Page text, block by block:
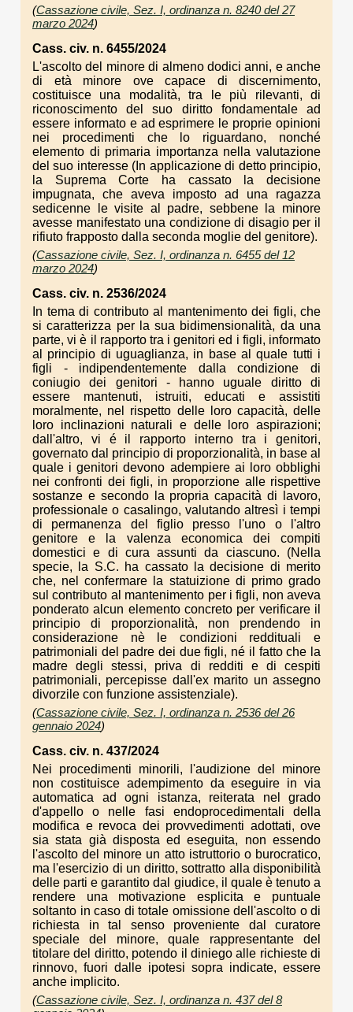
(Cassazione civile, Sez. I, ordinanza n. 8240 del 27
marzo 2024)
Cass. civ. n. 6455/2024
L'ascolto del minore di almeno dodici anni, e anche
di età minore ove capace di discernimento,
costituisce una modalità, tra le più rilevanti, di
riconoscimento del suo diritto fondamentale ad
essere informato e ad esprimere le proprie opinioni
nei procedimenti che lo riguardano, nonché
elemento di primaria importanza nella valutazione
del suo interesse (In applicazione di detto principio,
la Suprema Corte ha cassato la decisione
impugnata, che aveva imposto ad una ragazza
sedicenne le visite al padre, sebbene la minore
avesse manifestato una condizione di disagio per il
rifiuto frapposto dalla seconda moglie del genitore).
(Cassazione civile, Sez. I, ordinanza n. 6455 del 12
marzo 2024)
Cass. civ. n. 2536/2024
In tema di contributo al mantenimento dei figli, che
si caratterizza per la sua bidimensionalità, da una
parte, vi è il rapporto tra i genitori ed i figli, informato
al principio di uguaglianza, in base al quale tutti i
figli - indipendentemente dalla condizione di
coniugio dei genitori - hanno uguale diritto di
essere mantenuti, istruiti, educati e assistiti
moralmente, nel rispetto delle loro capacità, delle
loro inclinazioni naturali e delle loro aspirazioni;
dall'altro, vi é il rapporto interno tra i genitori,
governato dal principio di proporzionalità, in base al
quale i genitori devono adempiere ai loro obblighi
nei confronti dei figli, in proporzione alle rispettive
sostanze e secondo la propria capacità di lavoro,
professionale o casalingo, valutando altresì i tempi
di permanenza del figlio presso l'uno o l'altro
genitore e la valenza economica dei compiti
domestici e di cura assunti da ciascuno. (Nella
specie, la S.C. ha cassato la decisione di merito
che, nel confermare la statuizione di primo grado
sul contributo al mantenimento per i figli, non aveva
ponderato alcun elemento concreto per verificare il
principio di proporzionalità, non prendendo in
considerazione nè le condizioni reddituali e
patrimoniali del padre dei due figli, né il fatto che la
madre degli stessi, priva di redditi e di cespiti
patrimoniali, percepisse dall'ex marito un assegno
divorzile con funzione assistenziale).
(Cassazione civile, Sez. I, ordinanza n. 2536 del 26
gennaio 2024)
Cass. civ. n. 437/2024
Nei procedimenti minorili, l'audizione del minore
non costituisce adempimento da eseguire in via
automatica ad ogni istanza, reiterata nel grado
d'appello o nelle fasi endoprocedimentali della
modifica e revoca dei provvedimenti adottati, ove
sia stata già disposta ed eseguita, non essendo
l'ascolto del minore un atto istruttorio o burocratico,
ma l'esercizio di un diritto, sottratto alla disponibilità
delle parti e garantito dal giudice, il quale è tenuto a
rendere una motivazione esplicita e puntuale
soltanto in caso di totale omissione dell'ascolto o di
richiesta in tal senso proveniente dal curatore
speciale del minore, quale rappresentante del
titolare del diritto, potendo il diniego alle richieste di
rinnovo, fuori dalle ipotesi sopra indicate, essere
anche implicito.
(Cassazione civile, Sez. I, ordinanza n. 437 del 8